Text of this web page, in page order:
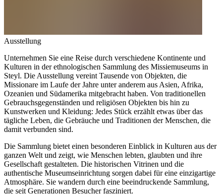
Ausstellung
Unternehmen Sie eine Reise durch verschiedene Kontinente und
Kulturen in der ethnologischen Sammlung des Missiemuseums in
Steyl. Die Ausstellung vereint Tausende von Objekten, die
Missionare im Laufe der Jahre unter anderem aus Asien, Afrika,
Ozeanien und Südamerika mitgebracht haben. Von traditionellen
Gebrauchsgegenständen und religiösen Objekten bis hin zu
Kunstwerken und Kleidung: Jedes Stück erzählt etwas über das
tägliche Leben, die Gebräuche und Traditionen der Menschen, die
damit verbunden sind.
Die Sammlung bietet einen besonderen Einblick in Kulturen aus der
ganzen Welt und zeigt, wie Menschen lebten, glaubten und ihre
Gesellschaft gestalteten. Die historischen Vitrinen und die
authentische Museumseinrichtung sorgen dabei für eine einzigartige
Atmosphäre. Sie wandern durch eine beeindruckende Sammlung,
die seit Generationen Besucher fasziniert.